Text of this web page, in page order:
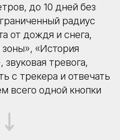
до 10 дней без
радиус
от дождя и снега,
«История
тревога,
с трекера и отвечать
всего одной кнопки